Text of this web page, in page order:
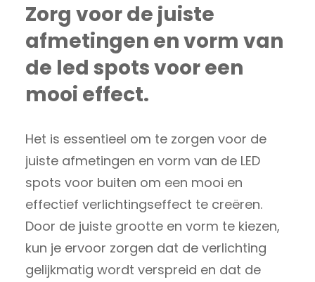
Zorg voor de juiste
afmetingen en vorm van
de led spots voor een
mooi effect.
Het is essentieel om te zorgen voor de
juiste afmetingen en vorm van de LED
spots voor buiten om een mooi en
effectief verlichtingseffect te creëren.
Door de juiste grootte en vorm te kiezen,
kun je ervoor zorgen dat de verlichting
gelijkmatig wordt verspreid en dat de